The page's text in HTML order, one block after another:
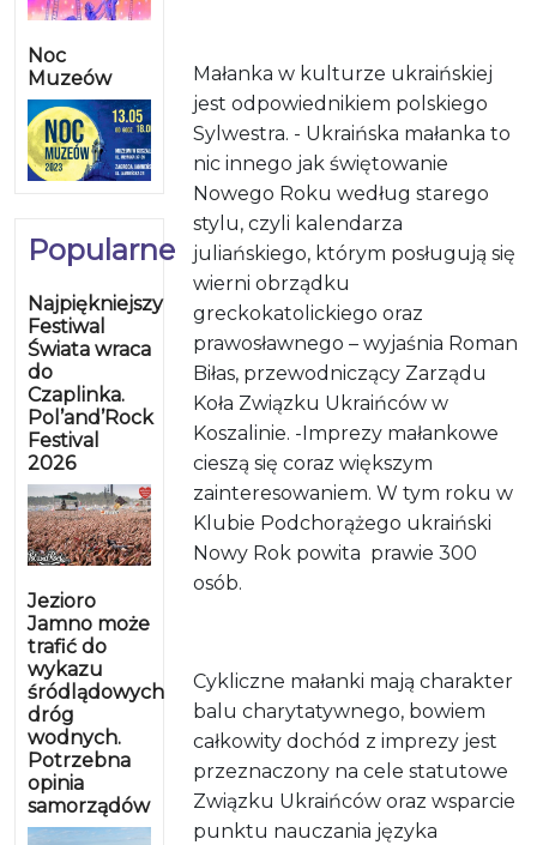
Noc
Muzeów
Popularne
Najpiękniejszy
Festiwal
Świata wraca
do
Czaplinka.
Pol’and’Rock
Festival
2026
Jezioro
Jamno może
trafić do
wykazu
śródlądowych
dróg
wodnych.
Potrzebna
opinia
samorządów
Małanka w kulturze ukraińskiej
jest odpowiednikiem polskiego
Sylwestra. - Ukraińska małanka to
nic innego jak świętowanie
Nowego Roku według starego
stylu, czyli kalendarza
juliańskiego, którym posługują się
wierni obrządku
greckokatolickiego oraz
prawosławnego – wyjaśnia Roman
Biłas, przewodniczący Zarządu
Koła Związku Ukraińców w
Koszalinie. -Imprezy małankowe
cieszą się coraz większym
zainteresowaniem. W tym roku w
Klubie Podchorążego ukraiński
Nowy Rok powita prawie 300
osób.
Cykliczne małanki mają charakter
balu charytatywnego, bowiem
całkowity dochód z imprezy jest
przeznaczony na cele statutowe
Związku Ukraińców oraz wsparcie
punktu nauczania języka